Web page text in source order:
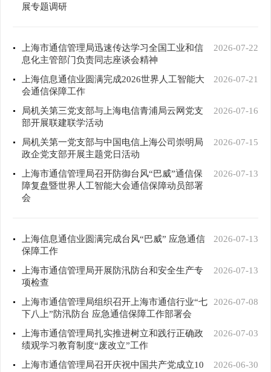
展专题调研
2026-07-22
上海市通信管理局迅速传达学习全国工业和信
息化主管部门负责同志座谈会精神
2026-07-21
上海信息通信业圆满完成2026世界人工智能大
会通信保障工作
2026-07-16
局机关第三党支部与上海电信青浦局云网党支
部开展联建联学活动
2026-07-15
局机关第一党支部与中国电信上海公司崇明局
政企党支部开展主题党日活动
2026-07-13
上海市通信管理局召开防御台风“巴威”通信保
障复盘暨世界人工智能大会通信保障动员部署
会
2026-07-13
上海信息通信业圆满完成台风“巴威” 应急通信
保障工作
2026-07-13
上海市通信管理局开展防汛防台和安全生产专
项检查
2026-07-08
上海市通信管理局组织召开上海市通信行业“七
下八上”防汛防台 应急通信保障工作部署会
2026-07-03
上海市通信管理局扎实推进树立和践行正确政
绩观学习教育制度“废改立”工作
2026-06-30
上海市通信管理局召开庆祝中国共产党成立10